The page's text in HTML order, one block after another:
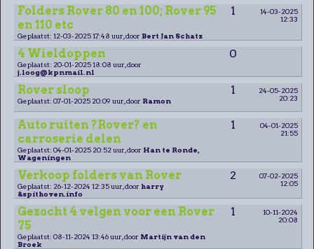
Folders Rover 80 en 100; Rover 95
en 110 etc
1
14-03-2025
12:33
Geplaatst: 12-03-2025 17:48 uur, door Bert Jan Schatz
4 Wieldoppen 0
Geplaatst: 20-01-2025 18:08 uur, door
j.loog@kpnmail.nl
Rover sloop 1
24-05-2025
20:23
Geplaatst: 07-01-2025 20:09 uur, door Ramon
Auto ruiten ?Rover? en
carroserie delen
1
04-01-2025
21:55
Geplaatst: 04-01-2025 20:52 uur, door Han te Ronde,
Wageningen
Verkoop folders van Rover 2
07-02-2025
12:05
Geplaatst: 26-12-2024 12:35 uur, door harry
&spithoven.info
Gezocht 4 velgen voor een Rover
75
1
10-11-2024
20:08
Geplaatst: 08-11-2024 13:46 uur, door Martijn van den
Broek